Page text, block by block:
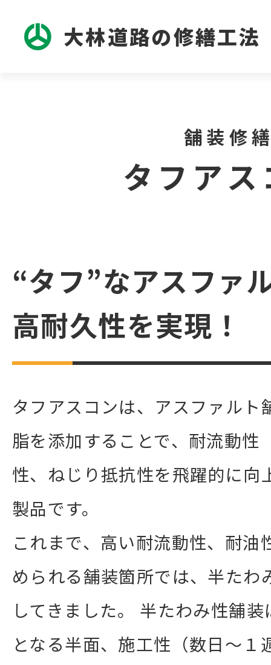
大林道路の修繕工法
舗装修
タフア
“タフ”なアスファ
高耐久性を実現！
タフアスコンは、アスファルト
脂を添加することで、耐流動性
性、ねじり抵抗性を飛躍的に向
製品です。
これまで、高い耐流動性、耐油
められる舗装箇所では、半た
してきました。 半たわみ性舗
となる半面、施工性（数日～１